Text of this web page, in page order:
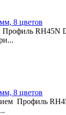
8 цветов
Профиль
8 цветов
Профиль